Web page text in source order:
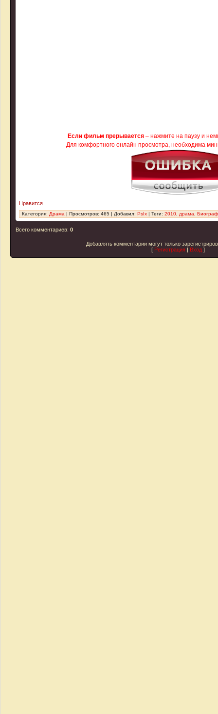
Если фильм прерывается– нажмите на паузу и
Для комфортного онлайн просмотра, необходима
Нравится
Категория: Драма | Просмотров: 465 | Добавил: PsIx | Теги: 2010 драма
Всего комментариев: 0
Добавлять комментарии могут только
[ Регистрация | Вход ]